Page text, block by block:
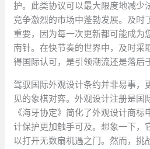
护。此类协议可以最大限度地减少
竞争激烈的市场中蓬勃发展。及时
重要，因为每一次更新都可能成为
南针。在快节奏的世界中，及时采
得国际认可，是引领潮流还是落后
驾驭国际外观设计条约并非易事，
见的象棋对弈。外观设计注册是国
《海牙协定》简化了外观设计商
计保护更加触手可及。想象一下，
以打开无数扇机遇之门。然而，挑